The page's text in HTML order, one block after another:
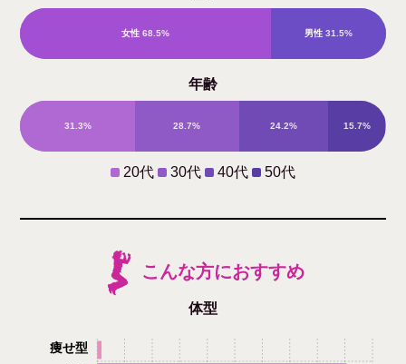
女性 68.5% 男性 31.5%
年齢
31.3% 28.7% 24.2% 15.7%
20代 30代 40代 50代
こんな方におすすめ
体型
痩せ型